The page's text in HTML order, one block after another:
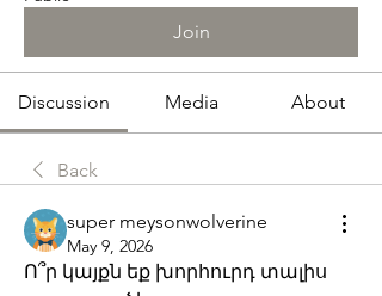
Join
Discussion Media About
Back
super meysonwolverine
May 9, 2026
Ո՞ր կայքն եք խորհուրդ տալիս